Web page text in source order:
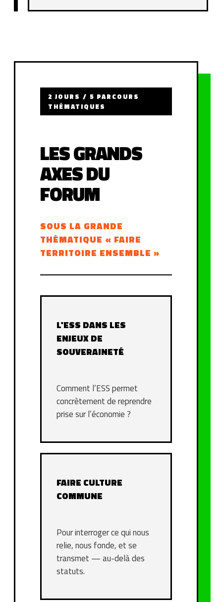
2 JOURS / 5 PARCOURS
THÉMATIQUES
LES GRANDS
AXES DU
FORUM
SOUS LA GRANDE
THÉMATIQUE « FAIRE
TERRITOIRE ENSEMBLE »
L'ESS DANS LES
ENJEUX DE
SOUVERAINETÉ
Comment l’ESS permet
concrètement de reprendre
prise sur l’économie ?
FAIRE CULTURE
COMMUNE
Pour interroger ce qui nous
relie, nous fonde, et se
transmet — au-delà des
statuts.